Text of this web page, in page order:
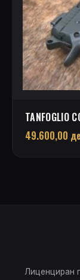
TANFOGLIO
49.600,00
Лиценциран